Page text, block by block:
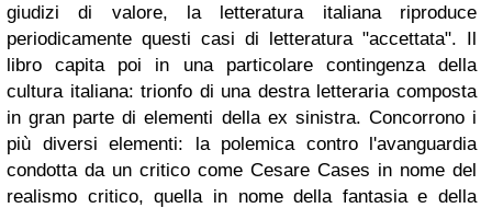
giudizi di valore, la letteratura italiana riproduce
periodicamente questi casi di letteratura "accettata". Il
libro capita poi in una particolare contingenza della
cultura italiana: trionfo di una destra letteraria composta
in gran parte di elementi della ex sinistra. Concorrono i
più diversi elementi: la polemica contro l'avanguardia
condotta da un critico come Cesare Cases in nome del
realismo critico, quella in nome della fantasia e della